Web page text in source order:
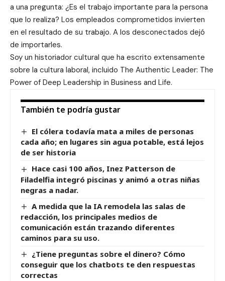
a una pregunta: ¿Es el trabajo importante para la persona
que lo realiza? Los empleados comprometidos invierten
en el resultado de su trabajo. A los desconectados dejó
de importarles.
Soy un historiador cultural que ha escrito extensamente
sobre la cultura laboral, incluido The Authentic Leader: The
Power of Deep Leadership in Business and Life.
También te podría gustar
El cólera todavía mata a miles de personas
cada año; en lugares sin agua potable, está lejos
de ser historia
Hace casi 100 años, Inez Patterson de
Filadelfia integró piscinas y animó a otras niñas
negras a nadar.
A medida que la IA remodela las salas de
redacción, los principales medios de
comunicación están trazando diferentes
caminos para su uso.
¿Tiene preguntas sobre el dinero? Cómo
conseguir que los chatbots te den respuestas
correctas